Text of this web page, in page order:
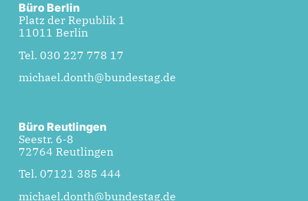
Büro Berlin
Platz der Republik 1
11011 Berlin
Tel. 030 227 778 17
michael.donth@bundestag.de
Büro Reutlingen
Seestr. 6-8
72764 Reutlingen
Tel. 07121 385 444
michael.donth@bundestag.de